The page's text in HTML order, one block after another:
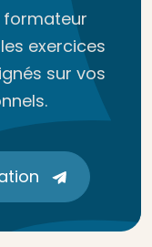
formateur
exercices
sur vos